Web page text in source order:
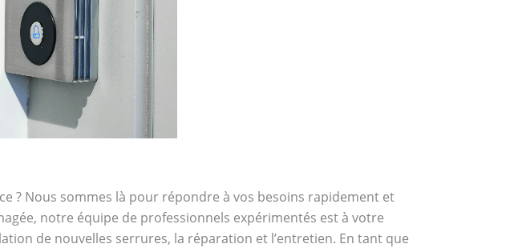
? Nous sommes là pour répondre à vos besoins rapidement et
notre équipe de professionnels expérimentés est à votre
de nouvelles serrures, la réparation et l’entretien. En tant que